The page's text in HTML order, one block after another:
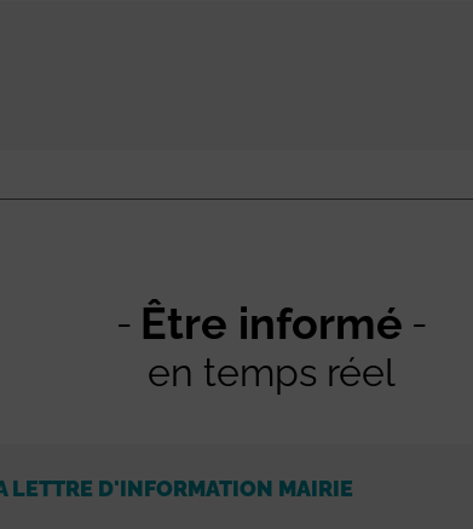
Être informé
en temps réel
LETTRE D'INFORMATION MAIRIE